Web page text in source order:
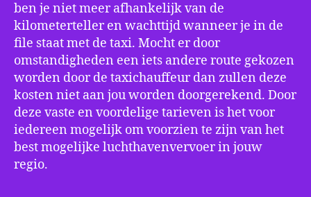
ben je niet meer afhankelijk van de
kilometerteller en wachttijd wanneer je in de
file staat met de taxi. Mocht er door
omstandigheden een iets andere route gekozen
worden door de taxichauffeur dan zullen deze
kosten niet aan jou worden doorgerekend. Door
deze vaste en voordelige tarieven is het voor
iedereen mogelijk om voorzien te zijn van het
best mogelijke luchthavenvervoer in jouw
regio.